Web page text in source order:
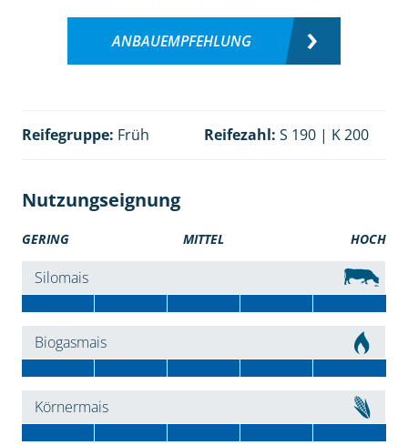
ANBAUEMPFEHLUNG
Reifegruppe: Früh Reifezahl: S 190 | K 200
Nutzungseignung
GERING MITTEL HOCH
Silomais
Biogasmais
Körnermais